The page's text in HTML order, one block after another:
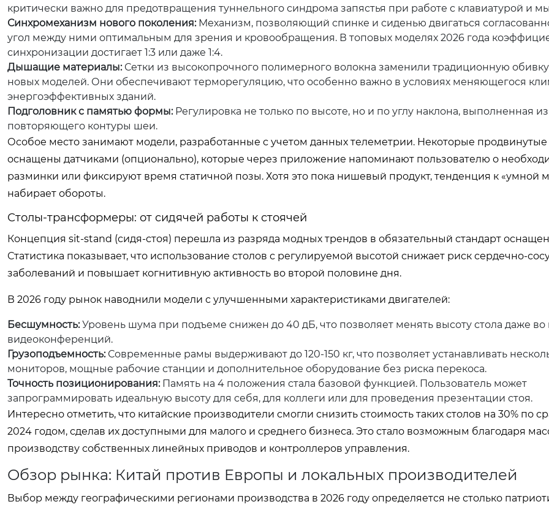
критически важно для предотвращения туннельного синдрома запястья при работе с клавиатурой и
Синхромеханизм нового поколения:Механизм, позволяющий спинке и сиденью двигаться
угол между ними оптимальным для зрения и кровообращения. В топовых моделях 2026 года
синхронизации достигает 1:3 или даже 1:4.
Дышащие материалы:Сетки из высокопрочного полимерного волокна заменили традиционную обивку
новых моделей. Они обеспечивают терморегуляцию, что особенно важно в условиях меняющегося
энергоэффективных зданий.
Подголовник с памятью формы:Регулировка не только по высоте, но и по углу наклона, выполненная
повторяющего контуры шеи.
Особое место занимают модели, разработанные с учетом данных телеметрии. Некоторые продвинутые
оснащены датчиками (опционально), которые через приложение напоминают пользователю о
разминки или фиксируют время статичной позы. Хотя это пока нишевый продукт, тенденция к «умной
набирает обороты.
Столы-трансформеры: от сидячей работы к стоячей
Концепция sit-stand (сидя-стоя) перешла из разряда модных трендов в обязательный стандарт
Статистика показывает, что использование столов с регулируемой высотой снижает риск сердечно-
заболеваний и повышает когнитивную активность во второй половине дня.
В 2026 году рынок наводнили модели с улучшенными характеристиками двигателей:
Бесшумность:Уровень шума при подъеме снижен до 40 дБ, что позволяет менять высоту стола даже во
видеоконференций.
Грузоподъемность:Современные рамы выдерживают до 120-150 кг, что позволяет устанавливать
мониторов, мощные рабочие станции и дополнительное оборудование без риска перекоса.
Точность позиционирования:Память на 4 положения стала базовой функцией. Пользователь может
запрограммировать идеальную высоту для себя, для коллеги или для проведения презентации стоя.
Интересно отметить, что китайские производители смогли снизить стоимость таких столов на 30% по
2024 годом, сделав их доступными для малого и среднего бизнеса. Это стало возможным благодаря
производству собственных линейных приводов и контроллеров управления.
Обзор рынка: Китай против Европы и локальных производителей
Выбор между географическими регионами производства в 2026 году определяется не столько